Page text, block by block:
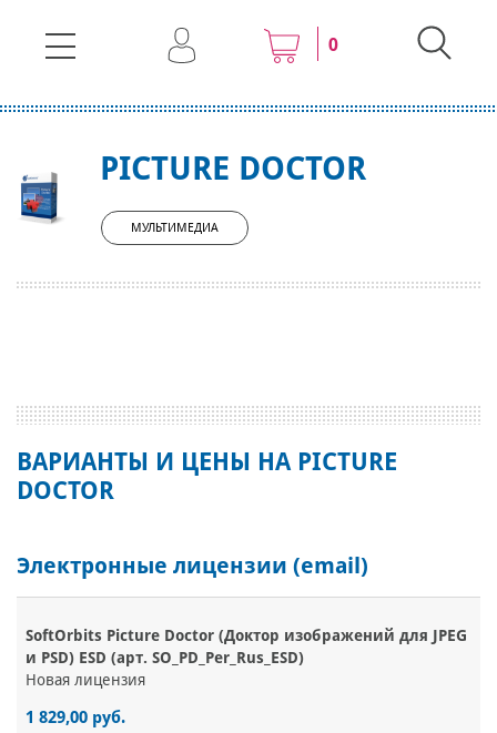
0
PICTURE DOCTOR
МУЛЬТИМЕДИА
ВАРИАНТЫ И ЦЕНЫ НА PICTURE
DOCTOR
Электронные лицензии (email)
SoftOrbits Picture Doctor (Доктор изображений для JPEG
и PSD) ESD (арт. SO_PD_Per_Rus_ESD)
Новая лицензия
1 829,00 руб.